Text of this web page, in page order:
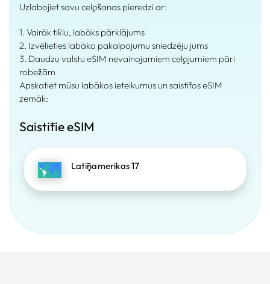
Uzlabojiet savu ceļošanas pieredzi ar:
1. Vairāk tīklu, labāks pārklājums
2. Izvēlieties labāko pakalpojumu sniedzēju jums
3. Daudzu valstu eSIM nevainojamiem ceļojumiem pāri
robežām
Apskatiet mūsu labākos ieteikumus un saistītos eSIM
zemāk:
Saistītie eSIM
Latīņamerikas 17